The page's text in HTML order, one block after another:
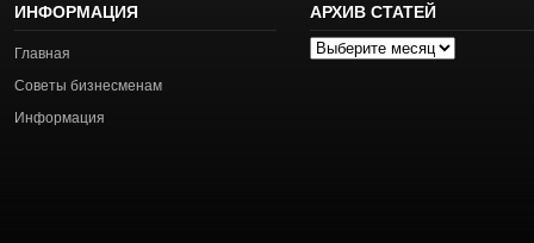
ИНФОРМАЦИЯ
Главная
Советы бизнесменам
Информация
АРХИВ СТАТЕЙ
Архив